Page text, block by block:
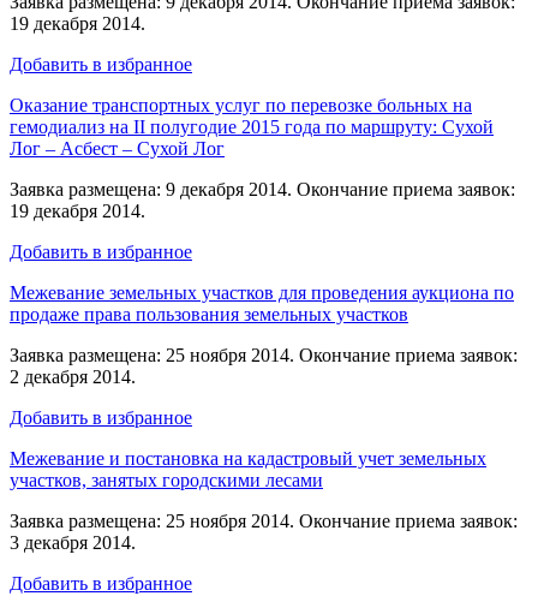
19 декабря 2014.
Добавить в избранное
Оказание транспортных услуг по перевозке больных на
гемодиализ на II полугодие 2015 года по маршруту: Сухой
Лог – Асбест – Сухой Лог
Заявка размещена: 9 декабря 2014. Окончание приема заявок:
19 декабря 2014.
Добавить в избранное
Межевание земельных участков для проведения аукциона по
продаже права пользования земельных участков
Заявка размещена: 25 ноября 2014. Окончание приема заявок:
2 декабря 2014.
Добавить в избранное
Межевание и постановка на кадастровый учет земельных
участков, занятых городскими лесами
Заявка размещена: 25 ноября 2014. Окончание приема заявок:
3 декабря 2014.
Добавить в избранное